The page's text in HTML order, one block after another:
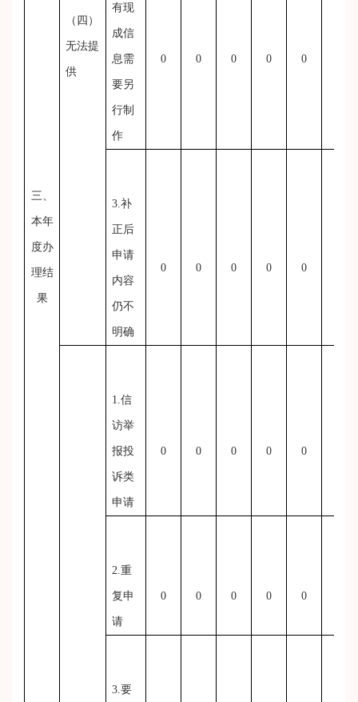
三、
本年
度办
理结
果
（四）
无法提
供
有现
成信
息需
要另
行制
作
0 0 0 0 0
3.补
正后
申请
内容
仍不
明确
0 0 0 0 0
1.信
访举
报投
诉类
申请
0 0 0 0 0
2.重
复申
请
0 0 0 0 0
3.要